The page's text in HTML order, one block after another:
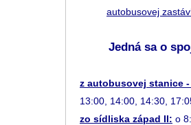
autobusovej
Jedná sa o
z autobusovej stanice
13:00, 14:00, 14:30,
zo sídliska západ II: o